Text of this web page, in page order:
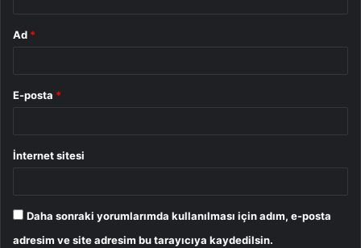
Ad *
E-posta *
İnternet sitesi
Daha sonraki yorumlarımda kullanılması için adım, e-posta
adresim ve site adresim bu tarayıcıya kaydedilsin.